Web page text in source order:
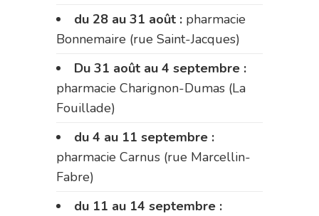
du 28 au 31 août : pharmacie
Bonnemaire (rue Saint-Jacques)
Du 31 août au 4 septembre :
pharmacie Charignon-Dumas (La
Fouillade)
du 4 au 11 septembre :
pharmacie Carnus (rue Marcellin-
Fabre)
du 11 au 14 septembre :